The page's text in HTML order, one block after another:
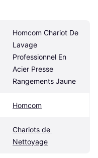
Homcom Chariot De
Lavage
Professionnel En
Acier Presse
Rangements Jaune
Homcom
Chariots de
Nettoyage